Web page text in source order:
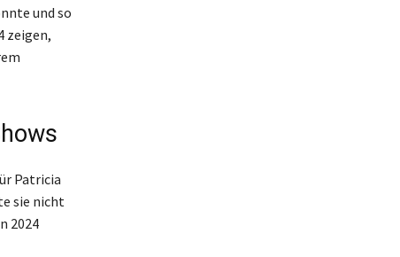
und so
zeigen,
Patricia
sie nicht
2024